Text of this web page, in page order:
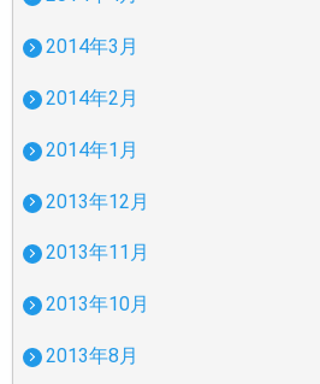
2014年3月
2014年2月
2014年1月
2013年12月
2013年11月
2013年10月
2013年8月